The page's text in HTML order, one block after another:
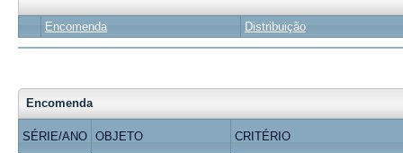
Encomenda Distribuição
Encomenda
SÉRIE/ANO OBJETO CRITÉRIO